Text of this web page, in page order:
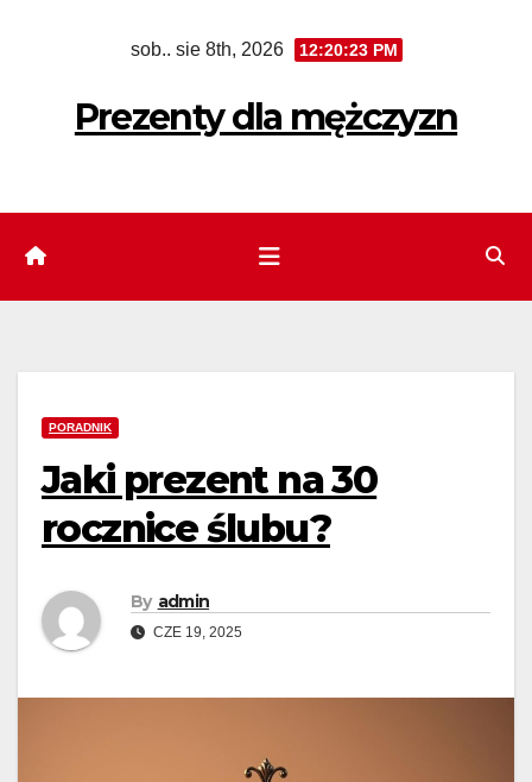
sob.. sie 8th, 2026 12:20:25 PM
Prezenty dla mężczyzn
PORADNIK
Jaki prezent na 30
rocznice ślubu?
By admin
CZE 19, 2025